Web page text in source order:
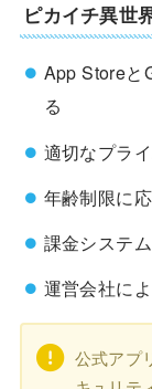
ピカイチ異世
App Storeと
る
適切なプラ
年齢制限に
課金システ
運営会社に
公式アプ